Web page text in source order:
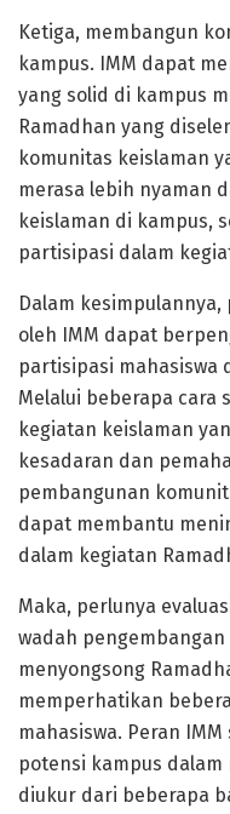
Ketiga, membangun
kampus. IMM dapat
yang solid di kampus
Ramadhan yang
komunitas keislaman
merasa lebih nyaman
keislaman di kampus,
partisipasi dalam
Dalam
oleh IMM dapat
partisipasi mahasiswa
Melalui beberapa cara
kegiatan keislaman
kesadaran dan
pembangunan
dapat membantu
dalam kegiatan
Maka, perlunya
wadah
menyongsong
memperhatikan
mahasiswa. Peran
potensi kampus
diukur dari beberapa